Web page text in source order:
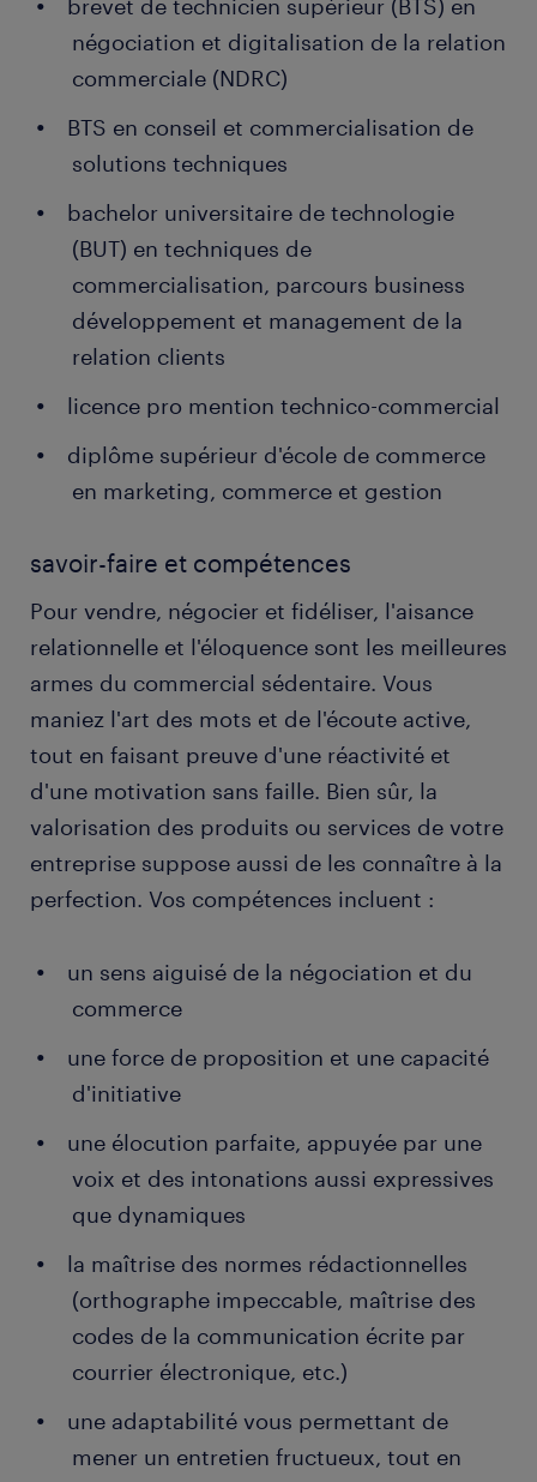
brevet de technicien supérieur (BTS) en
négociation et digitalisation de la relation
commerciale (NDRC)
BTS en conseil et commercialisation de
solutions techniques
bachelor universitaire de technologie
(BUT) en techniques de
commercialisation, parcours business
développement et management de la
relation clients
licence pro mention technico-commercial
diplôme supérieur d'école de commerce
en marketing, commerce et gestion
savoir-faire et compétences
Pour vendre, négocier et fidéliser, l'aisance
relationnelle et l'éloquence sont les meilleures
armes du commercial sédentaire. Vous
maniez l'art des mots et de l'écoute active,
tout en faisant preuve d'une réactivité et
d'une motivation sans faille. Bien sûr, la
valorisation des produits ou services de votre
entreprise suppose aussi de les connaître à la
perfection. Vos compétences incluent :
un sens aiguisé de la négociation et du
commerce
une force de proposition et une capacité
d'initiative
une élocution parfaite, appuyée par une
voix et des intonations aussi expressives
que dynamiques
la maîtrise des normes rédactionnelles
(orthographe impeccable, maîtrise des
codes de la communication écrite par
courrier électronique, etc.)
une adaptabilité vous permettant de
mener un entretien fructueux, tout en